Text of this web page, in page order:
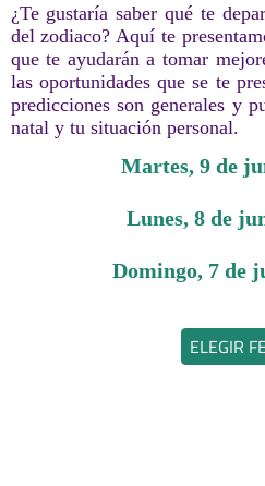
¿Te gustaría saber qué te
del zodiaco? Aquí te
que te ayudarán a tomar
las oportunidades que se te
predicciones son generales y
natal y tu situación personal.
martes, 9 de
lunes, 8 de
domingo, 7 de
ELEGIR